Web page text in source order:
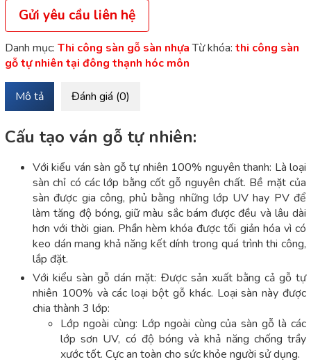
Gửi yêu cầu liên hệ
Danh mục: Thi công sàn gỗ sàn nhựa Từ khóa: thi công sàn
gỗ tự nhiên tại đông thạnh hóc môn
Mô tả Đánh giá (0)
Cấu tạo ván gỗ tự nhiên:
Với kiểu ván sàn gỗ tự nhiên 100% nguyên thanh: Là loại
sàn chỉ có các lớp bằng cốt gỗ nguyên chất. Bề mặt của
sàn được gia công, phủ bằng những lớp UV hay PV để
làm tăng độ bóng, giữ màu sắc bám được đều và lâu dài
hơn với thời gian. Phần hèm khóa được tối giản hóa vì có
keo dán mang khả năng kết dính trong quá trình thi công,
lắp đặt.
Với kiểu sàn gỗ dán mặt: Được sản xuất bằng cả gỗ tự
nhiên 100% và các loại bột gỗ khác. Loại sàn này được
chia thành 3 lớp:
Lớp ngoài cùng: Lớp ngoài cùng của sàn gỗ là các
lớp sơn UV, có độ bóng và khả năng chống trầy
xước tốt. Cực an toàn cho sức khỏe người sử dụng.